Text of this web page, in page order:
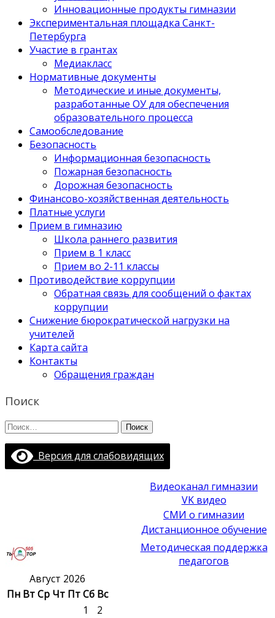
Инновационные продукты гимназии
Экспериментальная площадка Санкт-
Петербурга
Участие в грантах
Медиакласс
Нормативные документы
Методические и иные документы,
разработанные ОУ для обеспечения
образовательного процесса
Самообследование
Безопасность
Информационная безопасность
Пожарная безопасность
Дорожная безопасность
Финансово-хозяйственная деятельность
Платные услуги
Прием в гимназию
Школа раннего развития
Прием в 1 класс
Прием во 2-11 классы
Противодействие коррупции
Обратная связь для сообщений о фактах
коррупции
Снижение бюрократической нагрузки на
учителей
Карта сайта
Контакты
Обращения граждан
Поиск
Найти:
Версия для слабовидящих
Видеоканал гимназии
VK видео
СМИ о гимназии
Дистанционное обучение
Методическая поддержка
педагогов
Август 2026
Пн ВтСр Чт ПтСб Вс
1
2